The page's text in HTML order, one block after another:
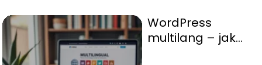
WordPress
multilang – jak